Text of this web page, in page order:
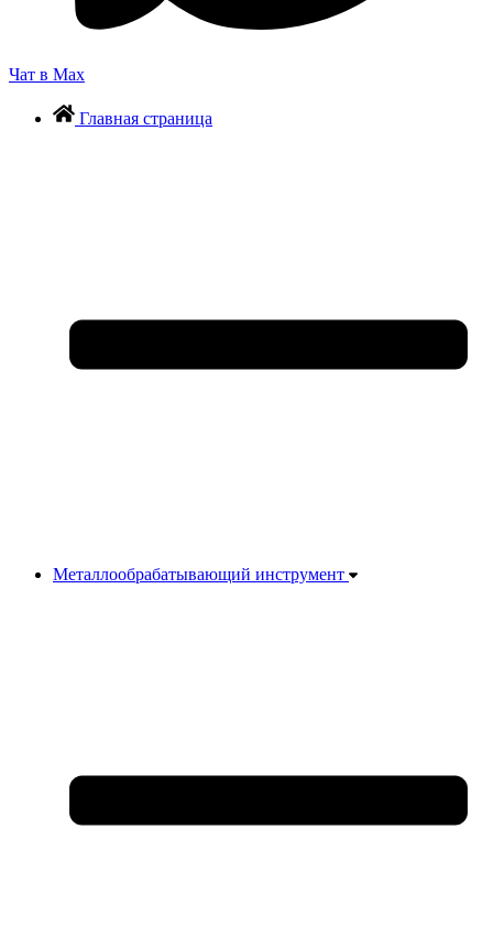
Чат в Max
Главная страница
Металлообрабатывающий инструмент